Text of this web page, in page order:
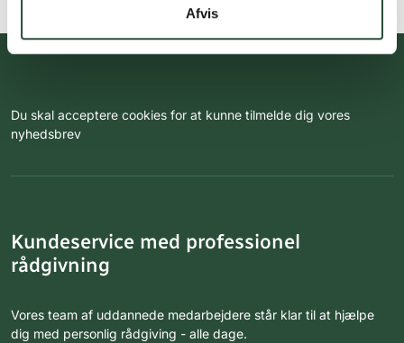
Afvis
Du skal acceptere cookies for at kunne tilmelde dig vores
nyhedsbrev
Kundeservice med professionel
rådgivning
Vores team af uddannede medarbejdere står klar til at hjælpe
dig med personlig rådgiving - alle dage.